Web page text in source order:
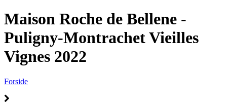
Maison Roche de Bellene -
Puligny-Montrachet Vieilles
Vignes 2022
Forside